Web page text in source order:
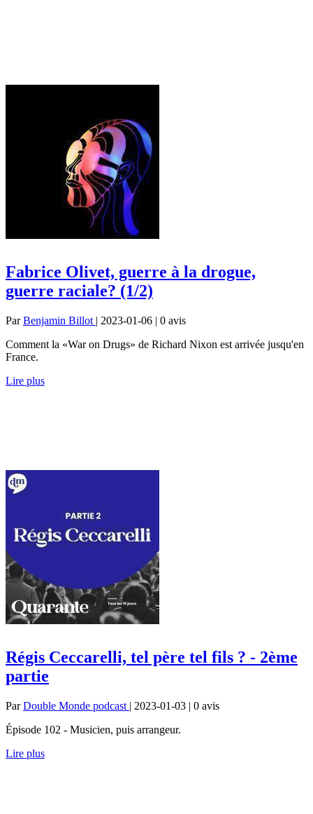
Fabrice Olivet, guerre à la drogue,
guerre raciale? (1/2)
ParBenjamin Billot | 2023-01-06 | 0 avis
Comment la «War on Drugs» de Richard Nixon est arrivée jusqu'en
France.
Lire plus
Régis Ceccarelli, tel père tel fils ? - 2ème
partie
ParDouble Monde podcast | 2023-01-03 | 0 avis
Épisode 102 - Musicien, puis arrangeur.
Lire plus